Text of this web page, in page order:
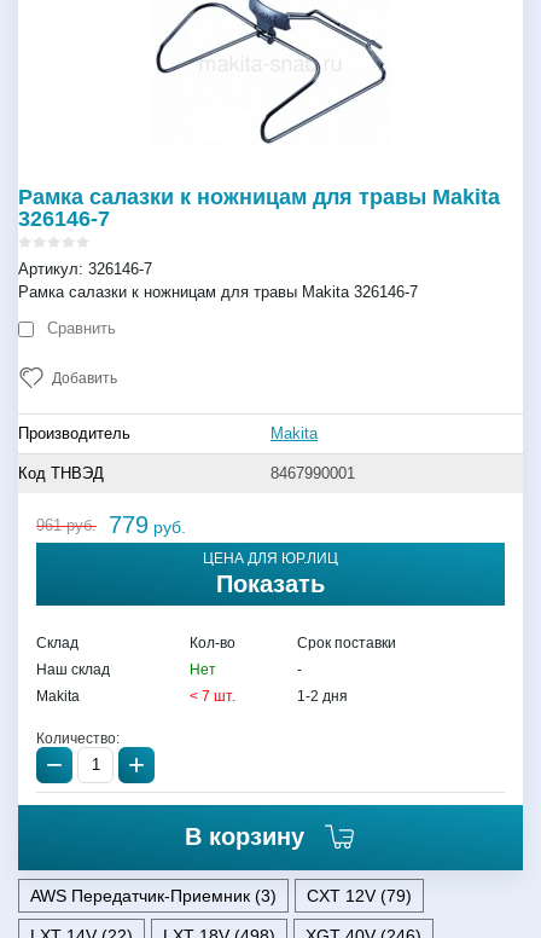
Рамка салазки к ножницам для травы Makita
326146-7
Артикул: 326146-7
Рамка салазки к ножницам для травы Makita 326146-7
Сравнить
Добавить
Производитель Makita
Код ТНВЭД 8467990001
961руб. 779 руб.
ЦЕНА ДЛЯ ЮР.ЛИЦ
Показать
Склад Кол-во
Срок поставки
Наш склад
Нет
-
Makita
< 7 шт. 1-2 дня
Количество:
− +
В корзину
AWS Передатчик-Приемник (3) CXT 12V (79)